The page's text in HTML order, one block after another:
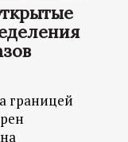
границей